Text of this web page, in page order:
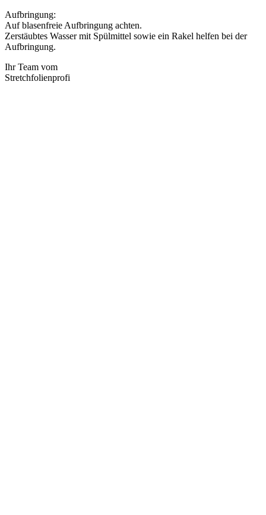
Aufbringung:
Auf blasenfreie Aufbringung achten.
Zerstäubtes Wasser mit Spülmittel sowie ein Rakel helfen bei der
Aufbringung.
Ihr Team vom
Stretchfolienprofi